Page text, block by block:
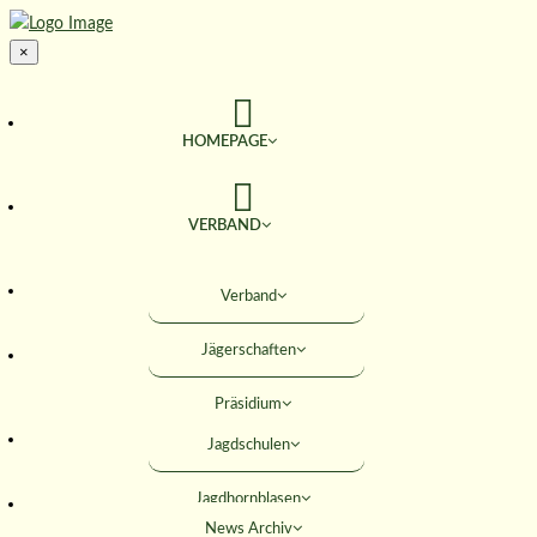
×
HOMEPAGE
VERBAND
Verband
Jägerschaften
Präsidium
TERMINE
JAGD & NATUR
Jagdschulen
Jagdhornblasen
SERVICE
News Archiv
AKTIVITÄTEN